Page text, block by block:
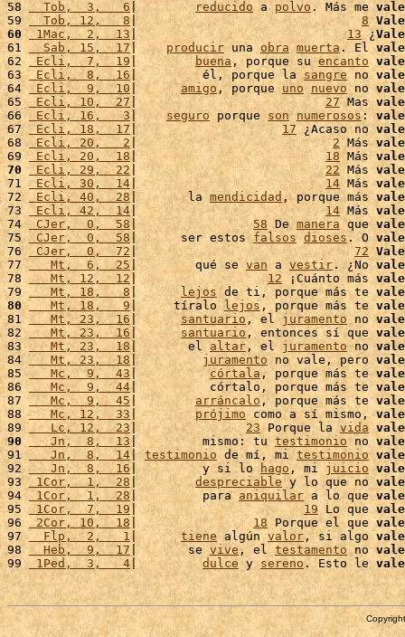
58
  Tob,  3,   6
| reducido a polvo . Más me vale
59
  Tob, 12,   8
| 8 Vale
60
1Mac,  2,  13 | 13 ¿Vale
61
  Sab, 15,  17
| producir una obra muerta . El vale
62 Ecli,  7,  19 | buena , porque su encanto vale
63 Ecli,  8,  16|         él, porque la sangre no vale
64
Ecli,  9,  10 | amigo , porque uno nuevo no vale
65 Ecli, 10,  27 | 27 Mas vale
66
Ecli, 16,   3| seguro porque son numerosos : vale
67 Ecli, 18,  17 | 17 ¿Acaso no vale
68 Ecli, 20,   2 | 2 Más vale
69 Ecli, 20,  18 | 18 Más vale
70
Ecli, 29,  22 | 22 Más vale
71 Ecli, 30,  14 | 14 Más vale
72
Ecli, 40,  28|       la mendicidad, porque más vale
73 Ecli, 42,  14| 14 Más vale
74 CJer,  0,  58| 58 De manera que vale
75 CJer,  0,  58 |      ser estos falsos dioses . O vale
76 CJer,  0,  72 | 72 Vale
77
   Mt,  6,  25
|        qué se van a vestir . ¿No vale
78
   Mt, 12,  12
| 12 ¡Cuánto más vale
79
   Mt, 18,   8
| lejos de ti, porque más te vale
80
   Mt, 18,   9
|     tíralo lejos , porque más te vale
81
   Mt, 23,  16
| santuario , el juramento no vale
82
   Mt, 23,  16
| santuario, entonces sí que vale
83
   Mt, 23,  18
|       el altar, el juramento no vale
84
   Mt, 23,  18
| juramento no vale, pero vale
85
   Mc,  9,  43
| córtala , porque más te vale
86
   Mc,  9,  44
|          córtalo, porque más te vale
87
   Mc,  9,  45
| arráncalo, porque más te vale
88
   Mc, 12,  33
| prójimo como a sí mismo, vale
89
   Lc, 12,  23
| 23 Porque la vida vale
90
   Jn,  8,  13
|         mismo: tu testimonio no vale
91
   Jn,  8,  14
| testimonio de mí, mi testimonio vale
92
   Jn,  8,  16
|         y si lo hago , mi juicio vale
93 1Cor,  1,  28 | despreciable y lo que no vale
94
1Cor,  1,  28 |         para aniquilar a lo que vale
95 1Cor,  7,  19 | 19 Lo que vale
96 2Cor, 10,  18 | 18 Porque el que vale
97
  Flp,  2,   1
| tiene algún valor, si algo vale
98
  Heb,  9,  17
|       se vive , el testamento no vale
99 1Ped,  3,   4| dulce y sereno . Esto le vale